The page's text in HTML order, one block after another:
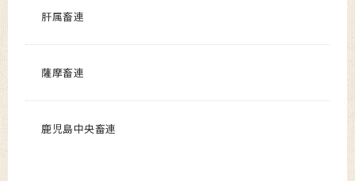
肝属畜連
薩摩畜連
鹿児島中央畜連